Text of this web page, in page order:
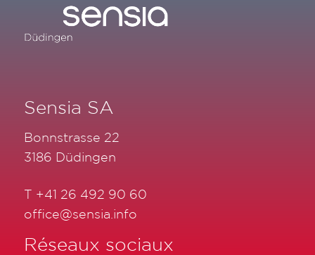
Sensia SA
Bonnstrasse 22
3186 Düdingen
T +41 26 492 90 60
office@sensia.info
Réseaux sociaux